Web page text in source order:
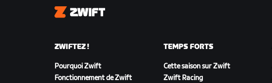
Zwift
ZWIFTEZ !
Pourquoi Zwift
Fonctionnement de Zwift
TEMPS FORTS
Cette saison sur Zwift
Zwift Racing